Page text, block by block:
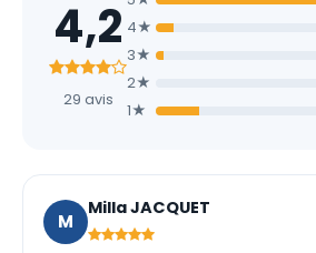
4,2
29 avis
4★
3★
2★
1★
M
Milla JACQUET